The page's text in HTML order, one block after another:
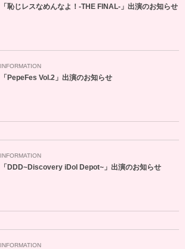
「恥じレスなめんなよ！-THE FINAL-」出演のお知らせ
INFORMATION
「PepeFes Vol.2」出演のお知らせ
INFORMATION
「DDD~Discovery iDol Depot~」出演のお知らせ
INFORMATION